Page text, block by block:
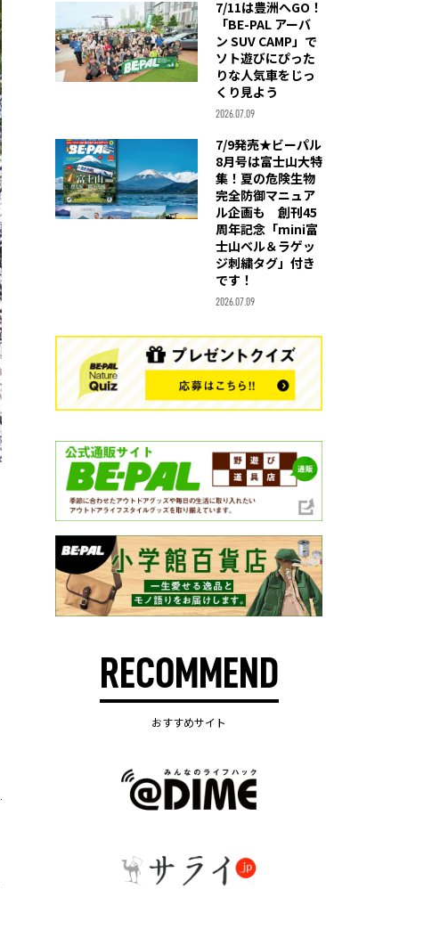
7/11は豊洲へGO！
「BE-PAL アーバ
ン SUV CAMP」で
ソト遊びにぴった
りな人気車をじっ
くり見よう
2026.07.09
7/9発売★ビーパル
8月号は富士山大特
集！夏の危険生物
完全防御マニュア
ル企画も 創刊45
周年記念「mini富
士山ベル＆ラゲッ
ジ刺繍タグ」付き
です！
2026.07.09
RECOMMEND
おすすめサイト